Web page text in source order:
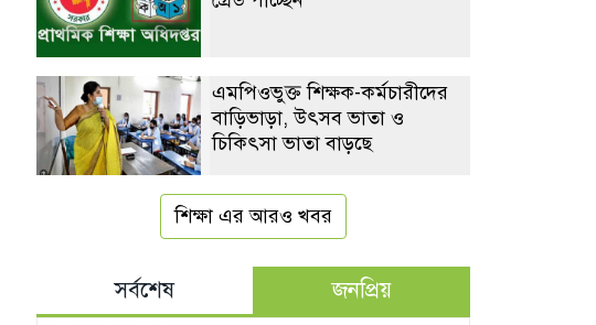
এমপিওভুক্ত শিক্ষক-কর্মচারীদের
বাড়িভাড়া, উৎসব ভাতা ও
চিকিৎসা ভাতা বাড়ছে
শিক্ষা এর আরও খবর
সর্বশেষ জনপ্রিয়